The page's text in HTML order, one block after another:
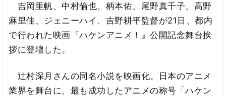
吉岡里帆、中村倫也、柄本佑、尾野真千子、高野
麻里佳、ジェニーハイ、吉野耕平監督が21日、都内
で行われた映画『ハケンアニメ！』公開記念舞台挨
拶に登壇した。
辻村深月さんの同名小説を映画化。日本のアニメ
業界を舞台に、最も成功したアニメの称号「ハケン